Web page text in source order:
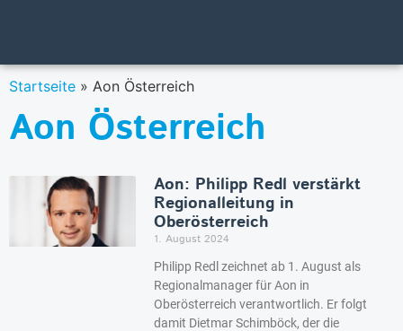
Startseite » Aon Österreich
Aon Österreich
Aon: Philipp Redl verstärkt
Regionalleitung in
Oberösterreich
1. August 2024
Philipp Redl zeichnet ab 1. August als
Regionalmanager für Aon in
Oberösterreich verantwortlich. Er folgt
damit Dietmar Schimböck, der die